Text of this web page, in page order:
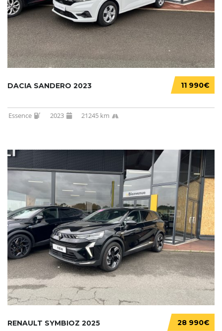
11 990€
DACIA SANDERO 2023
Essence 2023 21245 km
28 990€
RENAULT SYMBIOZ 2025